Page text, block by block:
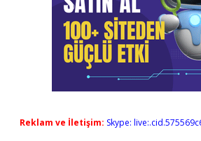
Reklam ve İletişim: Skype: